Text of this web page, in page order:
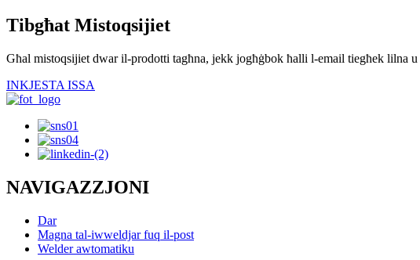
Tibgħat Mistoqsijiet
Għal mistoqsijiet dwar il-prodotti tagħna, jekk jogħġbok ħalli l-email tiegħek lilna
INKJESTA ISSA
NAVIGAZZJONI
Dar
Magna tal-iwweldjar fuq il-post
Welder awtomatiku